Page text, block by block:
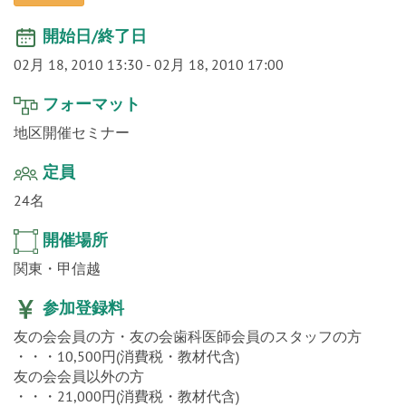
開始日/終了日
02月 18, 2010 13:30 - 02月 18, 2010 17:00
フォーマット
地区開催セミナー
定員
24名
開催場所
関東・甲信越
参加登録料
友の会会員の方・友の会歯科医師会員のスタッフの方
・・・10,500円(消費税・教材代含)
友の会会員以外の方
・・・21,000円(消費税・教材代含)